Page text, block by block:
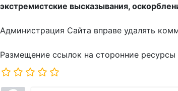
экстремистские высказывания,
Администрация Сайта вправе удалять
Размещение ссылок на сторонние ресурсы